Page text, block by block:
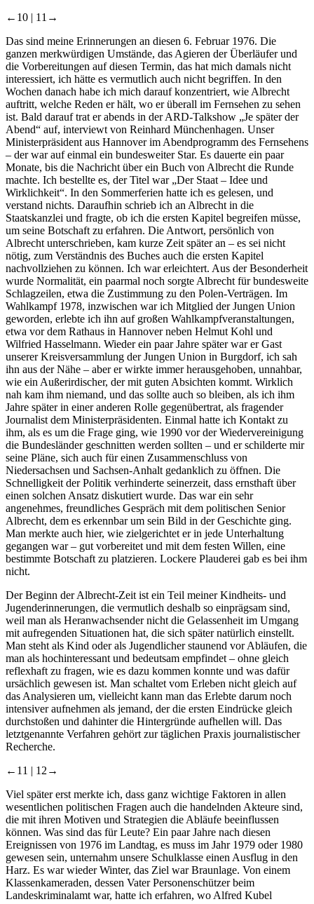
←10 | 11→
Das sind meine Erinnerungen an diesen 6. Februar 1976. Die
ganzen merkwürdigen Umstände, das Agieren der Überläufer und
die Vorbereitungen auf diesen Termin, das hat mich damals nicht
interessiert, ich hätte es vermutlich auch nicht begriffen. In den
Wochen danach habe ich mich darauf konzentriert, wie Albrecht
auftritt, welche Reden er hält, wo er überall im Fernsehen zu sehen
ist. Bald darauf trat er abends in der ARD-Talkshow „Je später der
Abend“ auf, interviewt von Reinhard Münchenhagen. Unser
Ministerpräsident aus Hannover im Abendprogramm des Fernsehens
– der war auf einmal ein bundesweiter Star. Es dauerte ein paar
Monate, bis die Nachricht über ein Buch von Albrecht die Runde
machte. Ich bestellte es, der Titel war „Der Staat – Idee und
Wirklichkeit“. In den Sommerferien hatte ich es gelesen, und
verstand nichts. Daraufhin schrieb ich an Albrecht in die
Staatskanzlei und fragte, ob ich die ersten Kapitel begreifen müsse,
um seine Botschaft zu erfahren. Die Antwort, persönlich von
Albrecht unterschrieben, kam kurze Zeit später an – es sei nicht
nötig, zum Verständnis des Buches auch die ersten Kapitel
nachvollziehen zu können. Ich war erleichtert. Aus der Besonderheit
wurde Normalität, ein paarmal noch sorgte Albrecht für bundesweite
Schlagzeilen, etwa die Zustimmung zu den Polen-Verträgen. Im
Wahlkampf 1978, inzwischen war ich Mitglied der Jungen Union
geworden, erlebte ich ihn auf großen Wahlkampfveranstaltungen,
etwa vor dem Rathaus in Hannover neben Helmut Kohl und
Wilfried Hasselmann. Wieder ein paar Jahre später war er Gast
unserer Kreisversammlung der Jungen Union in Burgdorf, ich sah
ihn aus der Nähe – aber er wirkte immer herausgehoben, unnahbar,
wie ein Außerirdischer, der mit guten Absichten kommt. Wirklich
nah kam ihm niemand, und das sollte auch so bleiben, als ich ihm
Jahre später in einer anderen Rolle gegenübertrat, als fragender
Journalist dem Ministerpräsidenten. Einmal hatte ich Kontakt zu
ihm, als es um die Frage ging, wie 1990 vor der Wiedervereinigung
die Bundesländer geschnitten werden sollten – und er schilderte mir
seine Pläne, sich auch für einen Zusammenschluss von
Niedersachsen und Sachsen-Anhalt gedanklich zu öffnen. Die
Schnelligkeit der Politik verhinderte seinerzeit, dass ernsthaft über
einen solchen Ansatz diskutiert wurde. Das war ein sehr
angenehmes, freundliches Gespräch mit dem politischen Senior
Albrecht, dem es erkennbar um sein Bild in der Geschichte ging.
Man merkte auch hier, wie zielgerichtet er in jede Unterhaltung
gegangen war – gut vorbereitet und mit dem festen Willen, eine
bestimmte Botschaft zu platzieren. Lockere Plauderei gab es bei ihm
nicht.
Der Beginn der Albrecht-Zeit ist ein Teil meiner Kindheits- und
Jugenderinnerungen, die vermutlich deshalb so einprägsam sind,
weil man als Heranwachsender nicht die Gelassenheit im Umgang
mit aufregenden Situationen hat, die sich später natürlich einstellt.
Man steht als Kind oder als Jugendlicher staunend vor Abläufen, die
man als hochinteressant und bedeutsam empfindet – ohne gleich
reflexhaft zu fragen, wie es dazu kommen konnte und was dafür
ursächlich gewesen ist. Man schaltet vom Erleben nicht gleich auf
das Analysieren um, vielleicht kann man das Erlebte darum noch
intensiver aufnehmen als jemand, der die ersten Eindrücke gleich
durchstoßen und dahinter die Hintergründe aufhellen will. Das
letztgenannte Verfahren gehört zur täglichen Praxis journalistischer
Recherche.
←11 | 12→
Viel später erst merkte ich, dass ganz wichtige Faktoren in allen
wesentlichen politischen Fragen auch die handelnden Akteure sind,
die mit ihren Motiven und Strategien die Abläufe beeinflussen
können. Was sind das für Leute? Ein paar Jahre nach diesen
Ereignissen von 1976 im Landtag, es muss im Jahr 1979 oder 1980
gewesen sein, unternahm unsere Schulklasse einen Ausflug in den
Harz. Es war wieder Winter, das Ziel war Braunlage. Von einem
Klassenkameraden, dessen Vater Personenschützer beim
Landeskriminalamt war, hatte ich erfahren, wo Alfred Kubel